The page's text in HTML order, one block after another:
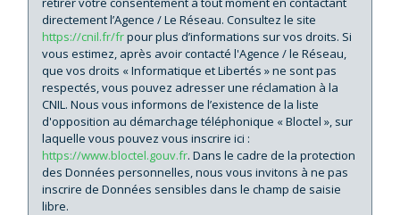
Appartements
56,60 %
Familles avec 3 enfants
7,96 %
directement l’Agence / Le Réseau. Consultez le site
https://cnil.fr/frpour plus d’informations sur vos droits. Si
vous estimez, après avoir contacté l'Agence / le Réseau,
que vos droits « Informatique et Libertés » ne sont pas
respectés, vous pouvez adresser une réclamation à la
CNIL. Nous vous informons de l’existence de la liste
d'opposition au démarchage téléphonique « Bloctel », sur
laquelle vous pouvez vous inscrire ici :
https://www.bloctel.gouv.fr. Dans le cadre de la protection
des Données personnelles, nous vous invitons à ne pas
inscrire de Données sensibles dans le champ de saisie
libre.